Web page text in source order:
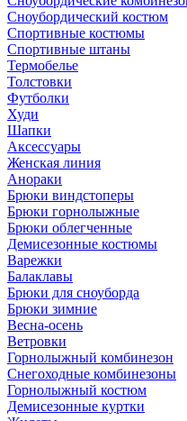
Сноубордический костюм
Спортивные костюмы
Спортивные штаны
Термобелье
Толстовки
Футболки
Худи
Шапки
Аксессуары
Женская линия
Анораки
Брюки виндстоперы
Брюки горнолыжные
Брюки облегченные
Демисезонные костюмы
Варежки
Балаклавы
Брюки для сноуборда
Брюки зимние
Весна-осень
Ветровки
Горнолыжный комбинезон
Снегоходные комбинезоны
Горнолыжный костюм
Демисезонные куртки